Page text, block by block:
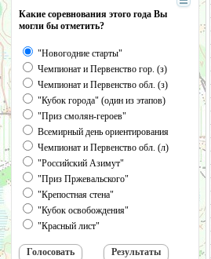
Какие соревнования этого года Вы
могли бы отметить?
"Новогодние старты"
Чемпионат и Первенство гор. (з)
Чемпионат и Первенство обл. (з)
"Кубок города" (один из этапов)
"Приз смолян-героев"
Всемирный день ориентирования
Чемпионат и Первенство обл. (л)
"Российский Азимут"
"Приз Пржевальского"
"Крепостная стена"
"Кубок освобождения"
"Красный лист"